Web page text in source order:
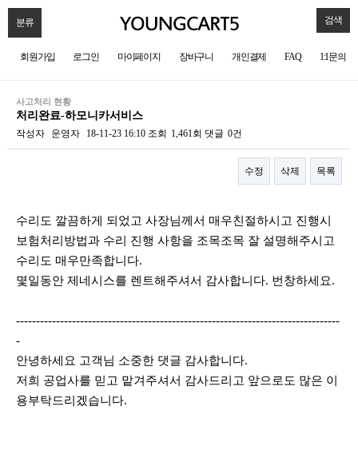
분류 검색
회원가입 로그인 마이페이지 장바구니 개인결제 FAQ 1:1문의
사고처리 현황
처리완료-하모니카서비스
작성자 운영자 18-11-23 16:10 조회 1,461회 댓글 0건
수정 삭제 목록
수리도 깔끔하게 되었고 사장님께서 매우친절하시고 진행시
보험처리방법과 수리 진행 사항을 조목조목 잘 설명해주시고
수리도 매우만족합니다.
몇일동안 제네시스를 렌트해주셔서 감사합니다. 번창하세요.
---------------------------------------------------------------------------------
-
안녕하세요 고객님 소중한 댓글 감사합니다.
저희 공업사를 믿고 맡겨주셔서 감사드리고 앞으로도 많은 이
용부탁드리겠습니다.